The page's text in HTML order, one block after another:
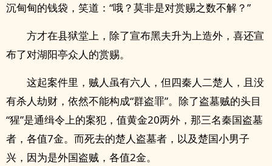
沉甸甸的钱袋，笑道：“哦？莫非是对赏赐之数不解？”
方才在县狱堂上，除了宣布黑夫升为上造外，喜还宣
布了对湖阳亭众人的赏赐。
这起案件里，贼人虽有六人，但四秦人二楚人，且没
有杀人劫财，依然不能构成“群盗罪”。除了盗墓贼的头目
“猩”是通缉令上的案犯，值黄金20两外，那三名秦国盗墓
者，各值7金。而死去的楚人盗墓者，以及楚国小男子
兴，因为是外国盗贼，各值2金。